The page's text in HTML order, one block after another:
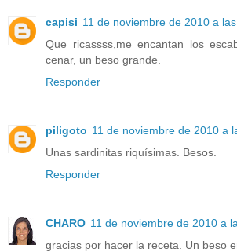
capisi 11 de noviembre de 2010 a
Que ricassss,me encantan los
cenar, un beso grande.
Responder
piligoto 11 de noviembre de 2010 a
Unas sardinitas riquísimas. Besos.
Responder
CHARO 11 de noviembre de 2010 a
gracias por hacer la receta. Un beso